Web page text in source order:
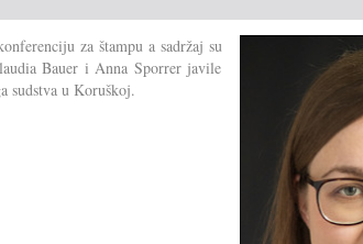
za štampu a sadržaj su
Bauer i Anna Sporrer javile
sudstva u Koruškoj.